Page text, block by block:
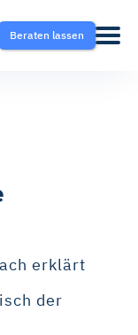
Beraten lassen
erklärt
der